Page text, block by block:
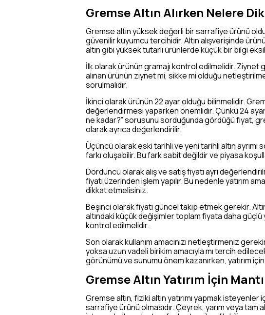
Gremse Altın Alırken Nelere
Gremse altın yüksek değerli bir sarrafiye ürünü
güvenilir kuyumcu tercihidir. Altın alışverişinde
altın gibi yüksek tutarlı ürünlerde küçük bir bilgi
İlk olarak ürünün gramajı kontrol edilmelidir. Ziynet
alınan ürünün ziynet mi, sikke mi olduğu
sorulmalıdır.
İkinci olarak ürünün 22 ayar olduğu bilinmelidir.
değerlendirmesi yaparken önemlidir. Çünkü 24 ayar
ne kadar?” sorusunu sorduğunda gördüğü fiyat,
olarak ayrıca değerlendirilir.
Üçüncü olarak eski tarihli ve yeni tarihli altın
farkı oluşabilir. Bu fark sabit değildir ve piyasa
Dördüncü olarak alış ve satış fiyatı ayrı
fiyatı üzerinden işlem yapılır. Bu nedenle yatırım
dikkat etmelisiniz.
Beşinci olarak fiyatı güncel takip etmek gerekir.
altındaki küçük değişimler toplam fiyata daha güçlü
kontrol edilmelidir.
Son olarak kullanım amacınızı netleştirmeniz
yoksa uzun vadeli birikim amacıyla mı tercih
görünümü ve sunumu önem kazanırken, yatırım
Gremse Altın Yatırım İçin
Gremse altın, fiziki altın yatırımı yapmak
sarrafiye ürünü olmasıdır. Çeyrek, yarım veya